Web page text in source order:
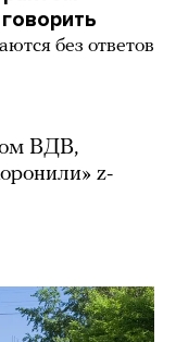
без ответов
ВДВ,
z-